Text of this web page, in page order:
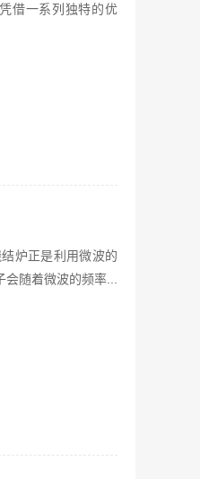
借一系列独特的优
炉正是利用微波的
随着微波的频率...